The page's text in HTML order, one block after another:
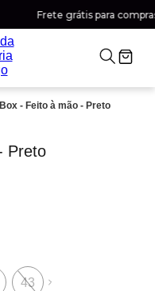
Frete grátis para
- Feito à mão - Preto
Preto
43